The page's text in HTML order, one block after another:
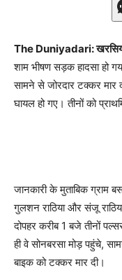
The Duniyadari:
शाम भीषण सड़क हादसा हो
सामने से जोरदार टक्कर मार
घायल हो गए। तीनों को
जानकारी के मुताबिक ग्राम
गुलशन राठिया और संजू
दोपहर करीब 1 बजे तीनों
ही वे सोनबरसा मोड़ पहुंचे,
बाइक को टक्कर मार दी।